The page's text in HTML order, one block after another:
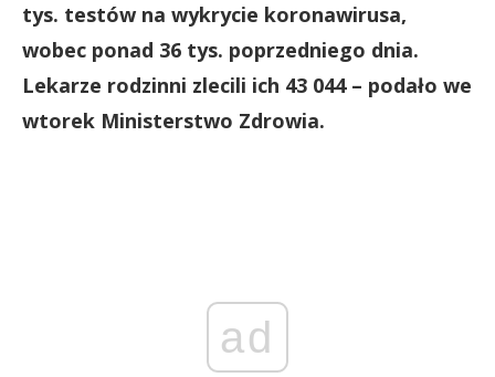
tys. testów na wykrycie koronawirusa,
wobec ponad 36 tys. poprzedniego dnia.
Lekarze rodzinni zlecili ich 43 044 – podało we
wtorek Ministerstwo Zdrowia.
ad